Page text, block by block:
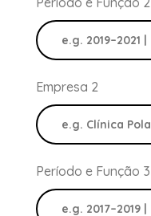
Empresa 2
Período e Função 3